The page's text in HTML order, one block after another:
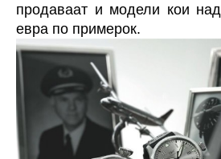
продаваат и модели кои
евра по примерок.